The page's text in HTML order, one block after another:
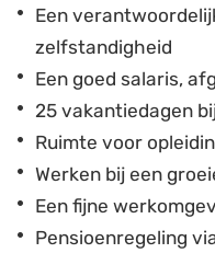
Een
zelfstandigheid
Een goed salaris,
25 vakantiedagen
Ruimte voor
Werken bij een
Een fijne
Pensioenregeling